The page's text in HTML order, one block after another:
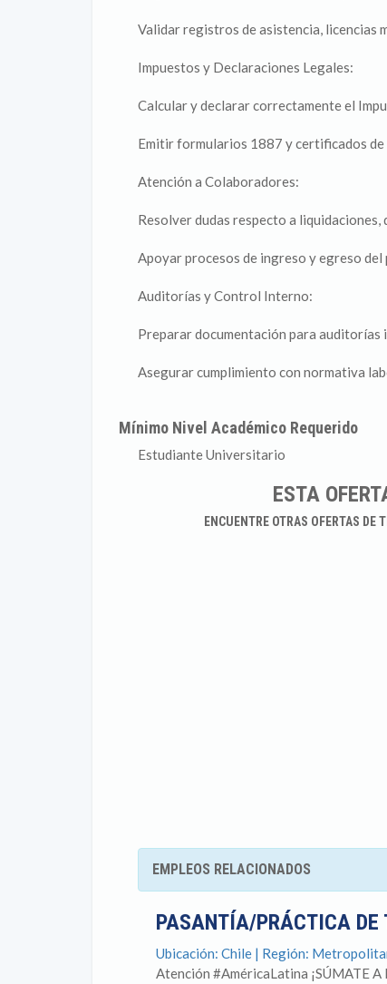
Validar registros de asistencia, licencias
Impuestos y Declaraciones Legales:
Calcular y declarar correctamente el
Emitir formularios 1887 y certificados de
Atención a Colaboradores:
Resolver dudas respecto a liquidaciones,
Apoyar procesos de ingreso y egreso
Auditorías y Control Interno:
Preparar documentación para auditorías
Asegurar cumplimiento con normativa
Mínimo Nivel Académico Requerido
Estudiante Universitario
ESTA
ENCUENTRE OTRAS OFERTAS
EMPLEOS RELACIONADOS
PASANTÍA/PRÁCTICA DE
Ubicación: Chile | Región:
Atención #AméricaLatina ¡SÚMATE